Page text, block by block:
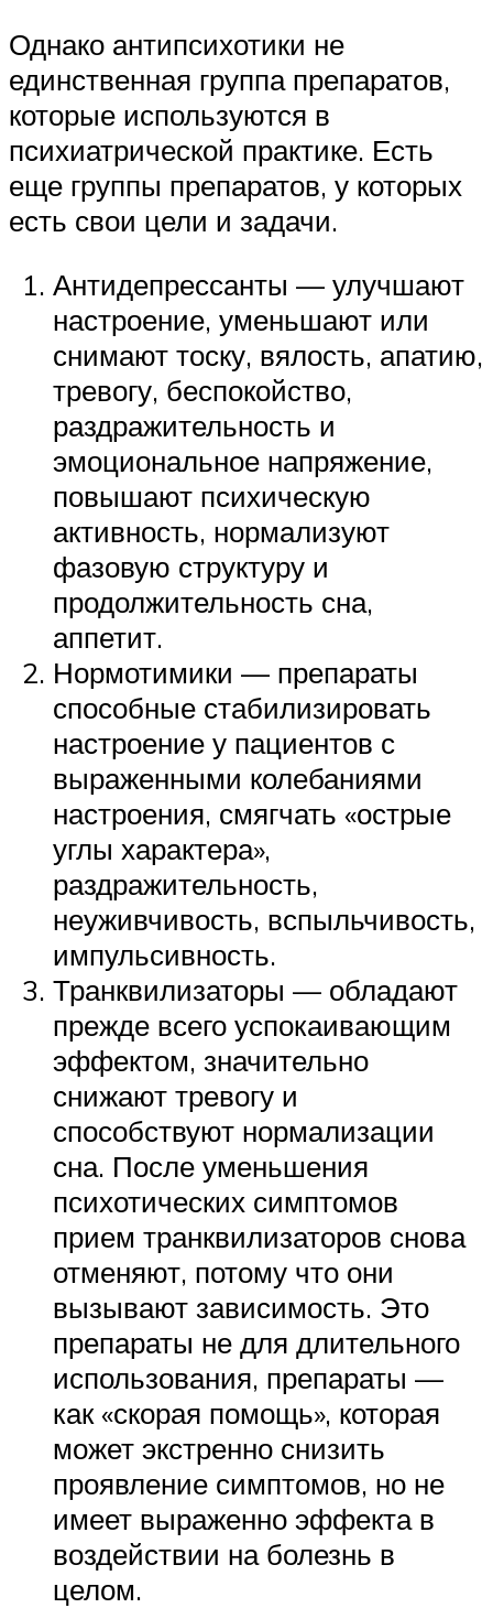
Однако антипсихотики не
единственная группа препаратов,
которые используются в
психиатрической практике. Есть
еще группы препаратов, у которых
есть свои цели и задачи.
Антидепрессанты — улучшают
настроение, уменьшают или
снимают тоску, вялость, апатию,
тревогу, беспокойство,
раздражительность и
эмоциональное напряжение,
повышают психическую
активность, нормализуют
фазовую структуру и
продолжительность сна,
аппетит.
Нормотимики — препараты
способные стабилизировать
настроение у пациентов с
выраженными колебаниями
настроения, смягчать «острые
углы характера»,
раздражительность,
неуживчивость, вспыльчивость,
импульсивность.
Транквилизаторы — обладают
прежде всего успокаивающим
эффектом, значительно
снижают тревогу и
способствуют нормализации
сна. После уменьшения
психотических симптомов
прием транквилизаторов снова
отменяют, потому что они
вызывают зависимость. Это
препараты не для длительного
использования, препараты —
как «скорая помощь», которая
может экстренно снизить
проявление симптомов, но не
имеет выраженно эффекта в
воздействии на болезнь в
целом.